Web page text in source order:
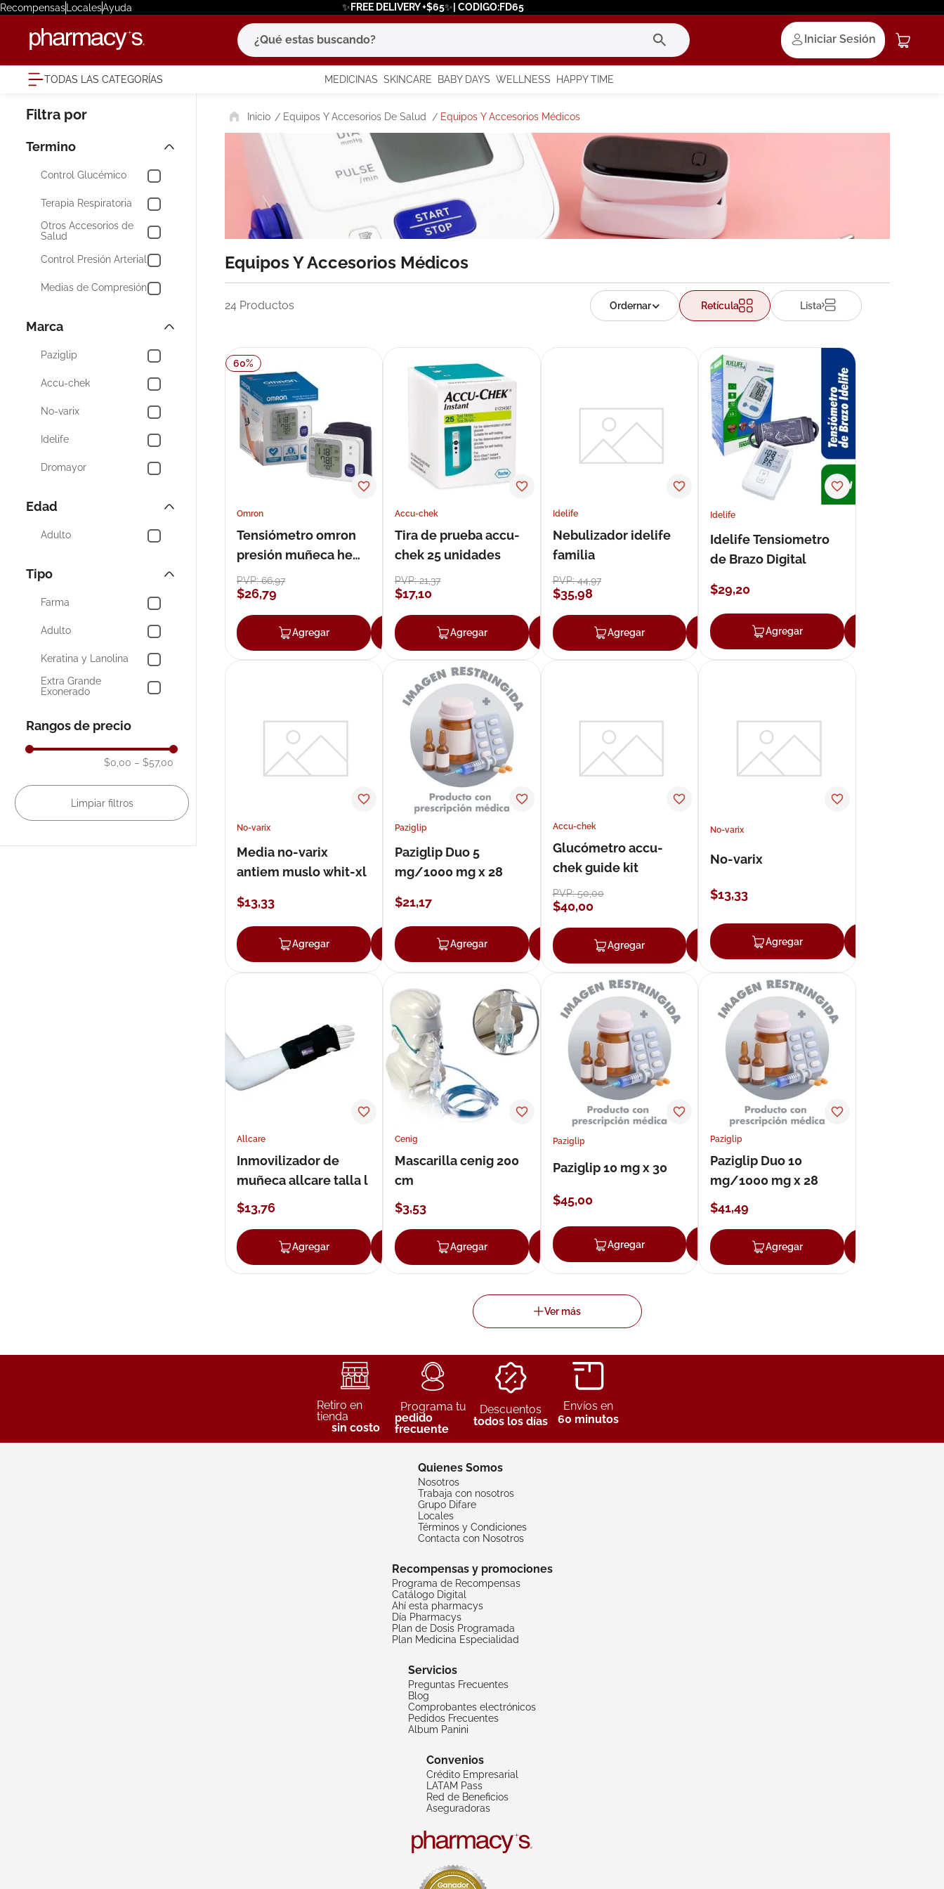
RecompensasLocalesAyuda ✨FREE DELIVERY +$65✨| CODIGO:FD65
¿Qué estas buscando?
Iniciar Sesión
TODAS LAS CATEGORÍAS MEDICINAS SKINCARE BABY DAYS WELLNESS HAPPY TIME
Control Glucémico
Terapia Respiratoria
Otros Accesorios de
Salud
Control Presión Arterial
Medias de Compresión
Marca
Paziglip
Accu-chek
No-varix
Idelife
Dromayor
Saf-gel
Precichek
Mostrar 5 más
Edad
Adulto
Tipo
Farma
Adulto
Keratina y Lanolina
Extra Grande
Exonerado
Rangos de precio
$0,00 – $57,00
Equipos Y Accesorios De Salud Equipos Y Accesorios Médicos
Equipos Y Accesorios Médicos
24 Productos Retícula Lista
60%
Omron
Tensiómetro omron
presión muñeca hem-
6132
PVP:66,97
$26,79
Agregar Agregar
Accu-chek
Tira de prueba accu-
chek 25 unidades
PVP:21,37
$17,10
Agregar Agregar
Idelife
Nebulizador idelife
familia
PVP:44,97
$35,98
Agregar Agregar
Idelife
Idelife Tensiometro
de Brazo Digital
$29,20
Agregar
No-varix
Media no-varix
antiem muslo whit-xl
$13,33
Agregar Agregar
Paziglip
Paziglip Duo 5
mg/1000 mg x 28
$21,17
Agregar Agregar
Accu-chek
Glucómetro accu-
chek guide kit
PVP:50,00
$40,00
Agregar Agregar
No-varix
No-varix
$13,33
Agregar
Allcare
Inmovilizador de
muñeca allcare talla l
$13,76
Agregar Agregar
Cenig
Mascarilla cenig 200
cm
$3,53
Agregar Agregar
Paziglip
Paziglip 10 mg x 30
$45,00
Agregar Agregar
Paziglip
Paziglip Duo 10
mg/1000 mg x 28
$41,49
Agregar
Retiro en
tienda
sin costo
Programa tu
pedido
frecuente
Descuentos
todos los días
Envíos en
60 minutos
Quienes Somos
Nosotros
Trabaja con nosotros
Grupo Difare
Locales
Términos y Condiciones
Contacta con Nosotros
Recompensas y promociones
Programa de Recompensas
Catálogo Digital
Ahí esta pharmacys
Día Pharmacys
Plan de Dosis Programada
Plan Medicina Especialidad
Servicios
Preguntas Frecuentes
Blog
Comprobantes electrónicos
Pedidos Frecuentes
Album Panini
Convenios
Crédito Empresarial
LATAM Pass
Red de Beneficios
Aseguradoras
términos más buscados
1. eucerin
2
.
pilexil
cerave
6. degraler
7. isdin